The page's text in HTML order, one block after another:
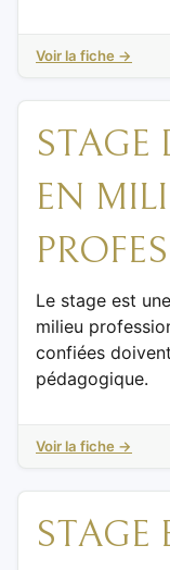
Voir la fiche →
STAGE
EN
Le stage est
milieu
confiées
pédagogique.
Voir la fiche →
STAGE